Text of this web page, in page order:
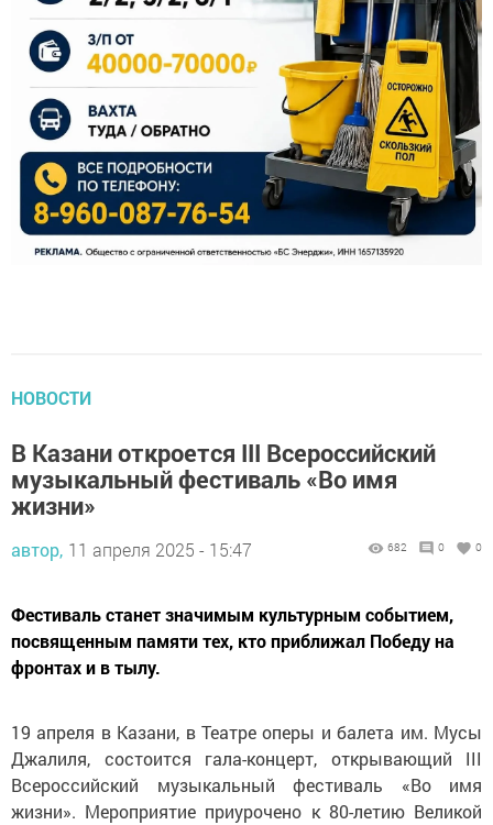
НОВОСТИ
В Казани откроется III Всероссийский
музыкальный фестиваль «Во имя
жизни»
автор, 11 апреля 2025 - 15:47 682 0 0
Фестиваль станет значимым культурным событием,
посвященным памяти тех, кто приближал Победу на
фронтах и в тылу.
19 апреля в Казани, в Театре оперы и балета им. Мусы
Джалиля, состоится гала-концерт, открывающий III
Всероссийский музыкальный фестиваль «Во имя
жизни». Мероприятие приурочено к 80-летию Великой